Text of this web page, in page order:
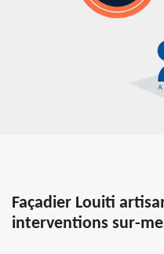
Façadier Louiti
interventions sur-